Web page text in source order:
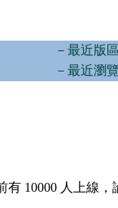
－最近版
－最近瀏
有 10000 人上線